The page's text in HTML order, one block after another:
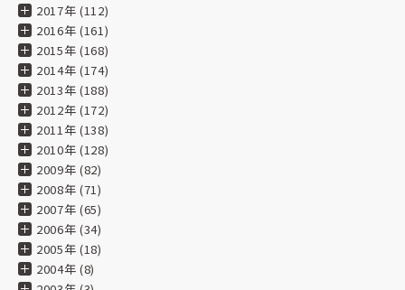
2017年 (112)
2016年 (161)
2015年 (168)
2014年 (174)
2013年 (188)
2012年 (172)
2011年 (138)
2010年 (128)
2009年 (82)
2008年 (71)
2007年 (65)
2006年 (34)
2005年 (18)
2004年 (8)